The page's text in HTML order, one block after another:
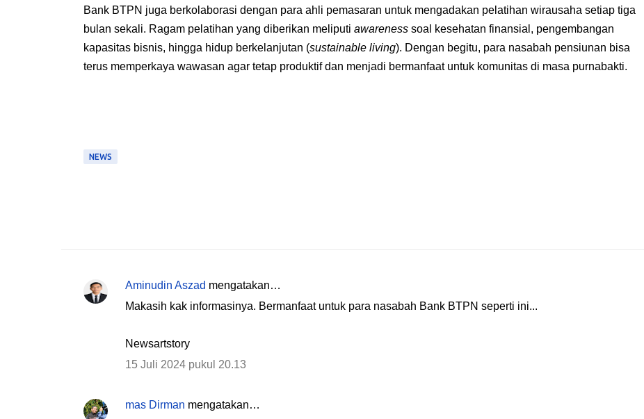
Bank BTPN juga berkolaborasi dengan para ahli pemasaran untuk mengadakan pelatihan wirausaha setiap tiga
bulan sekali. Ragam pelatihan yang diberikan meliputi awarenesssoal kesehatan finansial, pengembangan
kapasitas bisnis, hingga hidup berkelanjutan (sustainable living). Dengan begitu, para nasabah pensiunan bisa
terus memperkaya wawasan agar tetap produktif dan menjadi bermanfaat untuk komunitas di masa purnabakti.
NEWS
K
a
Aminudin Aszad mengatakan…
Makasih kak informasinya. Bermanfaat untuk para nasabah Bank BTPN seperti ini...
Newsartstory
15 Juli 2024 pukul 20.13
mas Dirman mengatakan…